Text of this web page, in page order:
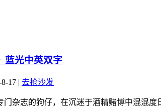
蓝光中英双字
17 | 去抢沙发
杂志的狗仔，在沉迷于酒精赌博中混混